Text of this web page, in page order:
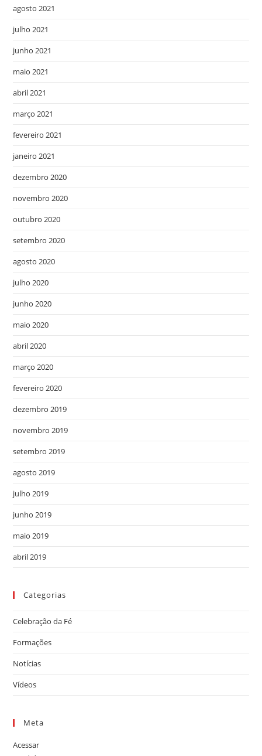
agosto 2021
julho 2021
junho 2021
maio 2021
abril 2021
março 2021
fevereiro 2021
janeiro 2021
dezembro 2020
novembro 2020
outubro 2020
setembro 2020
agosto 2020
julho 2020
junho 2020
maio 2020
abril 2020
março 2020
fevereiro 2020
dezembro 2019
novembro 2019
setembro 2019
agosto 2019
julho 2019
junho 2019
maio 2019
abril 2019
Categorias
Celebração da Fé
Formações
Notícias
Vídeos
Meta
Acessar